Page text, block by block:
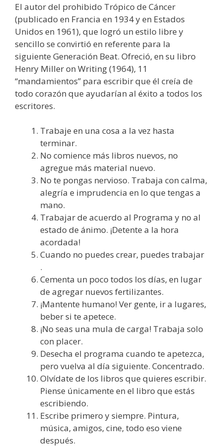
El autor del prohibido Trópico de Cáncer
(publicado en Francia en 1934 y en Estados
Unidos en 1961), que logró un estilo libre y
sencillo se convirtió en referente para la
siguiente Generación Beat. Ofreció, en su libro
Henry Miller on Writing (1964), 11
“mandamientos” para escribir que él creía de
todo corazón que ayudarían al éxito a todos los
escritores.
Trabaje en una cosa a la vez hasta
terminar.
No comience más libros nuevos, no
agregue más material nuevo.
No te pongas nervioso. Trabaja con calma,
alegría e imprudencia en lo que tengas a
mano.
Trabajar de acuerdo al Programa y no al
estado de ánimo. ¡Detente a la hora
acordada!
Cuando no puedes crear, puedes trabajar
.
Cementa un poco todos los días, en lugar
de agregar nuevos fertilizantes.
¡Mantente humano! Ver gente, ir a lugares,
beber si te apetece.
¡No seas una mula de carga! Trabaja solo
con placer.
Desecha el programa cuando te apetezca,
pero vuelva al día siguiente. Concentrado.
Olvídate de los libros que quieres escribir.
Piense únicamente en el libro que estás
escribiendo.
Escribe primero y siempre. Pintura,
música, amigos, cine, todo eso viene
después.